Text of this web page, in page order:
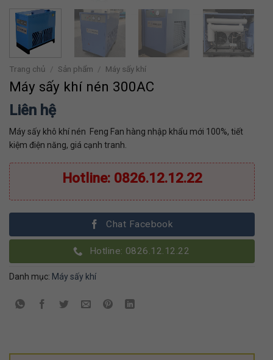
Trang chủ / Sản phẩm / Máy sấy khí
Máy sấy khí nén 300AC
Liên hệ
Máy sấy khô khí nén Feng Fan hàng nhập khẩu mới 100%, tiết
kiệm điện năng, giá cạnh tranh.
Hotline: 0826.12.12.22
Chat Facebook
Hotline: 0826.12.12.22
Danh mục: Máy sấy khí